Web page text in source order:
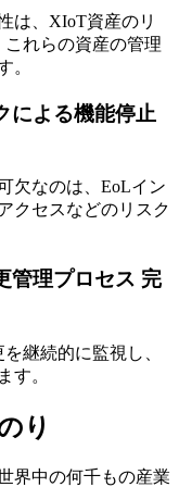
は、XIoT資産のリ
れらの資産の管理
。
による機能停止
欠なのは、EoLイン
クセスなどのリスク
管理プロセス 完
継続的に監視し、
す。
り
界中の何千もの産業